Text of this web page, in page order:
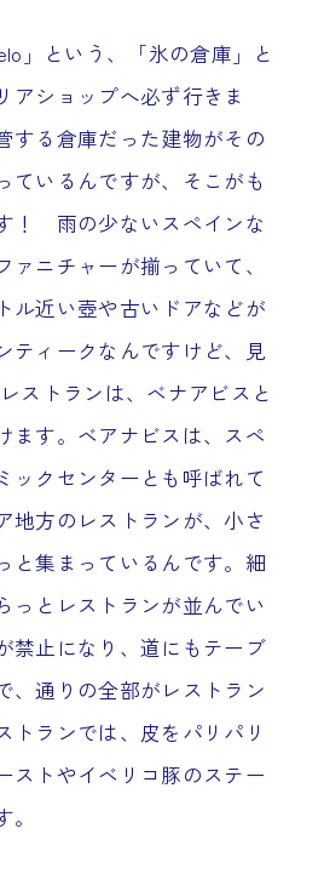
」という、「氷の倉庫」と
アショップへ必ず行きま
する倉庫だった建物がその
ているんですが、そこがも
！ 雨の少ないスペインな
ァニチャーが揃っていて、
ル近い壺や古いドアなどが
ティークなんですけど、見
ストランは、ベナアビスと
ます。ベアナビスは、スペ
ックセンターとも呼ばれて
地方のレストランが、小さ
と集まっているんです。細
っとレストランが並んでい
禁止になり、道にもテーブ
、通りの全部がレストラン
トランでは、皮をパリパリ
ストやイベリコ豚のステー